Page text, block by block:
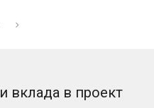
вклада в проект